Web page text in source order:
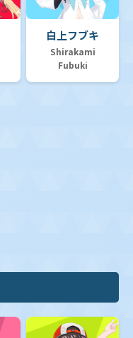
白上フブキ
Shirakami
Fubuki